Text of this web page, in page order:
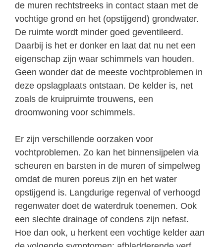
de muren rechtstreeks in contact staan met de
vochtige grond en het (opstijgend) grondwater.
De ruimte wordt minder goed geventileerd.
Daarbij is het er donker en laat dat nu net een
eigenschap zijn waar schimmels van houden.
Geen wonder dat de meeste vochtproblemen in
deze opslagplaats ontstaan. De kelder is, net
zoals de kruipruimte trouwens, een
droomwoning voor schimmels.
Er zijn verschillende oorzaken voor
vochtproblemen. Zo kan het binnensijpelen via
scheuren en barsten in de muren of simpelweg
omdat de muren poreus zijn en het water
opstijgend is. Langdurige regenval of verhoogd
regenwater doet de waterdruk toenemen. Ook
een slechte drainage of condens zijn nefast.
Hoe dan ook, u herkent een vochtige kelder aan